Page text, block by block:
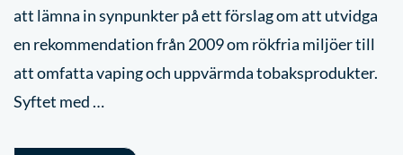
att lämna in synpunkter på ett förslag om att utvidga
en rekommendation från 2009 om rökfria miljöer till
att omfatta vaping och uppvärmda tobaksprodukter.
Syftet med …